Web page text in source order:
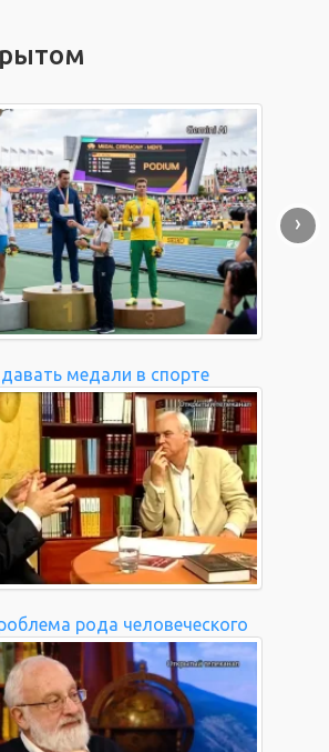
медали в спорте
рода человеческого
›